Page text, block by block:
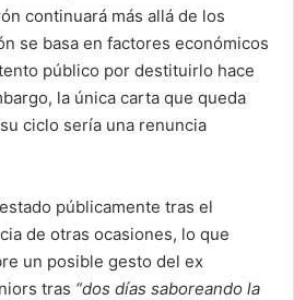
continuará más allá de los
se basa en factores económicos
público por destituirlo hace
la única carta que queda
ciclo sería una renuncia
públicamente tras el
de otras ocasiones, lo que
un posible gesto del ex
tras “dos días saboreando la